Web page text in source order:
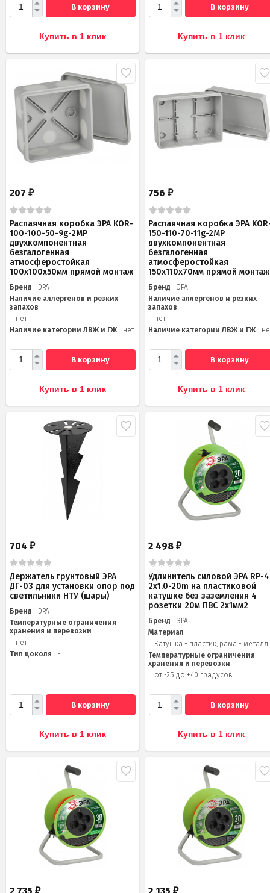
В корзину
Купить в 1 клик
В корзину
Купить в 1 клик
207 ₽
Распаячная коробка ЭРА KOR-
100-100-50-9g-2MP
двухкомпонентная
безгалогенная
атмосферостойкая
100х100х50мм прямой монтаж
Бренд
ЭРА
Наличие аллергенов и резких
запахов
нет
Наличие категории ЛВЖ и ГЖ
нет
В корзину
Купить в 1 клик
756₽
Распаячная коробка ЭРА
150-110-70-11g-2MP
двухкомпонентная
безгалогенная
атмосферостойкая
150х110х70мм прямой монтаж
Бренд
ЭРА
Наличие аллергенов и резких
запахов
нет
Наличие категории ЛВЖ и ГЖ
В корзину
Купить в 1 клик
704 ₽
Держатель грунтовый ЭРА
ДГ-03 для установки опор под
светильники НТУ (шары)
Бренд
ЭРА
Температурные ограничения
хранения и перевозки
нет
Тип цоколя
-
В корзину
Купить в 1 клик
2 498₽
Удлинитель силовой ЭРА RP-
2x1.0-20m на пластиковой
катушке без заземления 4
розетки 20м ПВС 2х1мм2
Бренд
ЭРА
Материал
Катушка - пластик, рама - металл
Температурные ограничения
хранения и перевозки
от -25 до +40 градусов
В корзину
Купить в 1 клик
₽ ₽